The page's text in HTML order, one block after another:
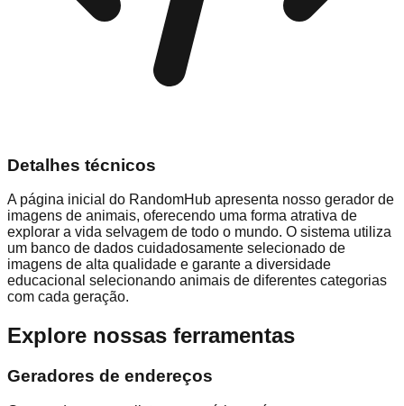
Detalhes técnicos
A página inicial do RandomHub apresenta nosso gerador de
imagens de animais, oferecendo uma forma atrativa de
explorar a vida selvagem de todo o mundo. O sistema utiliza
um banco de dados cuidadosamente selecionado de
imagens de alta qualidade e garante a diversidade
educacional selecionando animais de diferentes categorias
com cada geração.
Explore nossas ferramentas
Geradores de endereços